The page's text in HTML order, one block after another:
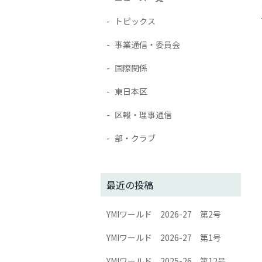
トピックス
事業通信・委員会
国際関係
東日本区
区報・理事通信
部・クラブ
最近の投稿
YMIワールド 2026-27 第2号
YMIワールド 2026-27 第1号